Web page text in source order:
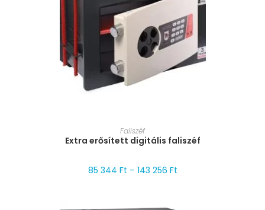
MÉRET VÁLASZTÁSA
Faliszéf
Extra erősített digitális faliszéf
85 344 Ft – 143 256 Ft